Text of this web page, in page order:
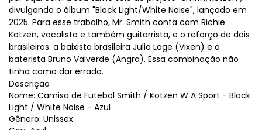
divulgando o álbum "Black Light/White Noise", lançado em
2025. Para esse trabalho, Mr. Smith conta com Richie
Kotzen, vocalista e também guitarrista, e o reforço de dois
brasileiros: a baixista brasileira Julia Lage (Vixen) e o
baterista Bruno Valverde (Angra). Essa combinação não
tinha como dar errado.
Descrição
Nome: Camisa de Futebol Smith / Kotzen W A Sport - Black
Light / White Noise - Azul
Gênero: Unissex